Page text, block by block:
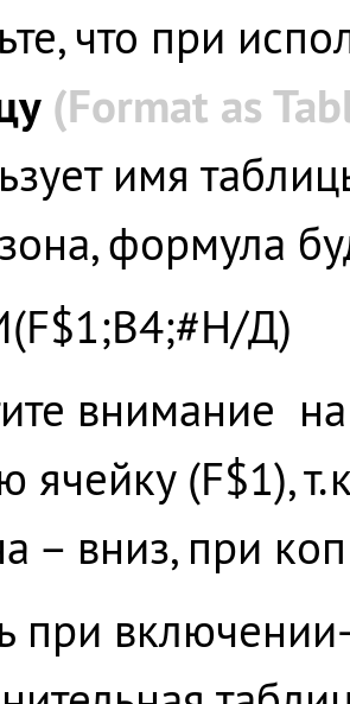
что при
(Format as
имя
формула
Д)
внимание
ячейку (F$1),
– вниз, при
при